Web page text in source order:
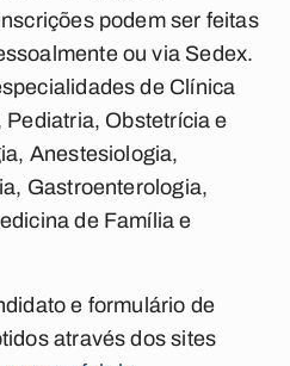
podem ser feitas
ou via Sedex.
de Clínica
Obstetrícia e
Anestesiologia,
Gastroenterologia,
de Família e
e formulário de
através dos sites